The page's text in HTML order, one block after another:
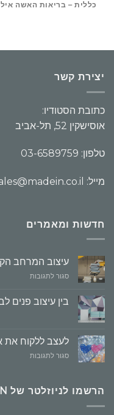
כללית – בריאות האשה
יצירת קשר
כתובת הסטודיו:
אוסישקין 52, תל-אביב
טלפון: 03-6589759
מייל: sales@madein.co.il
חדשות ומאמרים
עיצוב המרחב
סגור לתגובותעל
הקמעונאי,
בין עיצוב פנים
לעצב ללקוח את
סגור לתגובותעל
את
אזור
הרשמו לניוזלטר של MADEIN